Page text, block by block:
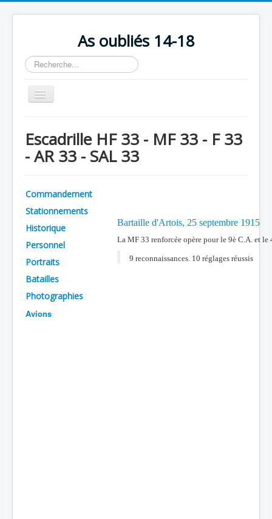
As oubliés 14-18
Rechercher
Basculer
la
Chronologie
Escadrilles
Avions
Personnels
Formation
Doctrines
Les As
Escadrille HF 33 - MF 33 - F 33
- AR 33 - SAL 33
Commandement
Stationnements
Historique
Personnel
Portraits
Batailles
Photographies
Avions
Bartaille d'Artois, 25 septembre 1915
La MF 33 renforcée opère pour le 9è C.A. et le
9 reconnaissances. 10 réglages réussis